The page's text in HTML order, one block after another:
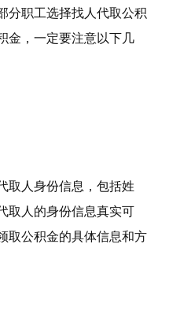
分职工选择找人代取公积
金，一定要注意以下几
取人身份信息，包括姓
取人的身份信息真实可
取公积金的具体信息和方